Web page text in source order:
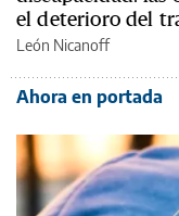
el deterioro del
León Nicanoff
Ahora en portada